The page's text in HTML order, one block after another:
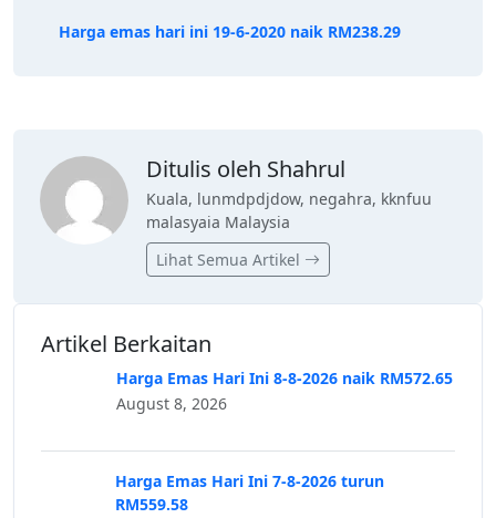
Harga emas hari ini 19-6-2020 naik RM238.29
Ditulis oleh Shahrul
Kuala, lunmdpdjdow, negahra, kknfuu
malasyaia Malaysia
Lihat Semua Artikel
Artikel Berkaitan
Harga Emas Hari Ini 8-8-2026 naik RM572.65
August 8, 2026
Harga Emas Hari Ini 7-8-2026 turun
RM559.58